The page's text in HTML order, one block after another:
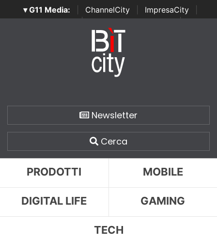
▾ G11 Media: ChannelCity ImpresaCity
SecurityOpenLab | Italian Channel Awards | Italian
Italian Security Awards
Newsletter
Cerca
PRODOTTI MOBILE
DIGITAL LIFE GAMING
TECH